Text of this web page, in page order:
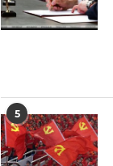
5